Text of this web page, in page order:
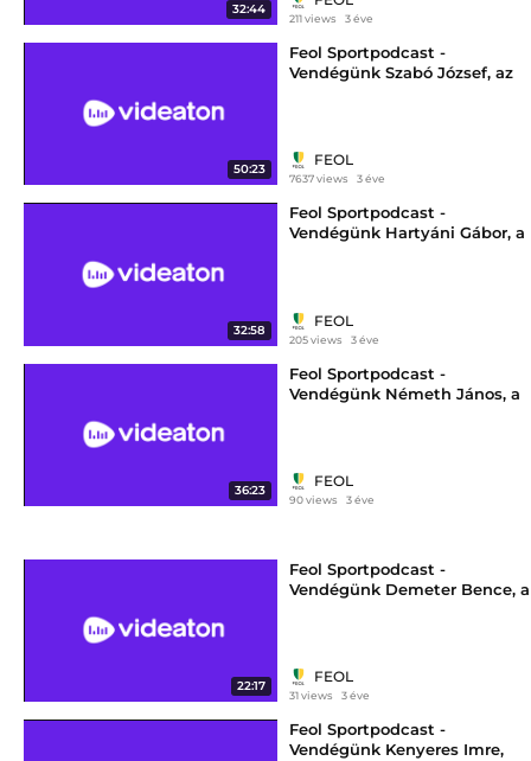
32:44
211 views 3 éve
50:23
Feol Sportpodcast -
Vendégünk Szabó József, az
FEOL
7637 views 3 éve
32:58
Feol Sportpodcast -
Vendégünk Hartyáni Gábor, a
FEOL
205 views 3 éve
36:23
Feol Sportpodcast -
Vendégünk Németh János, a
FEOL
90 views 3 éve
22:17
Feol Sportpodcast -
Vendégünk Demeter Bence, a
FEOL
31 views 3 éve
Feol Sportpodcast -
Vendégünk Kenyeres Imre,